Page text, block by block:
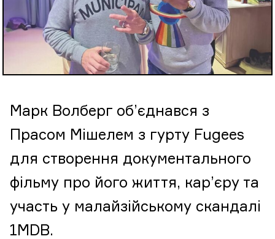
Марк Волберг об’єднався з
Прасом Мішелем з гурту Fugees
для створення документального
фільму про його життя, кар’єру та
участь у малайзійському скандалі
1MDB.